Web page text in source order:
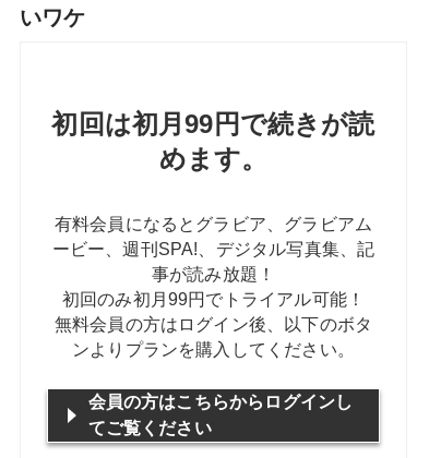
いワケ